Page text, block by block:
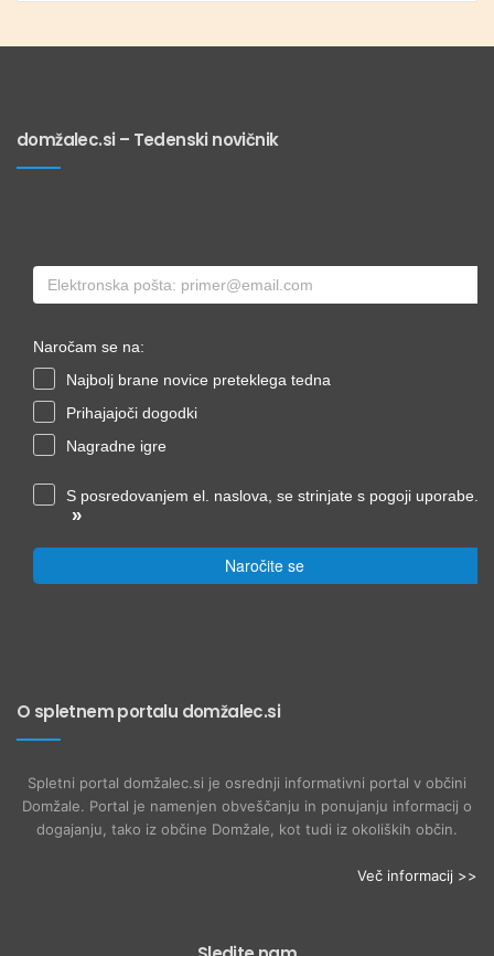
domžalec.si – Tedenski novičnik
Naročam se na:
Najbolj brane novice preteklega tedna
Prihajajoči dogodki
Nagradne igre
S posredovanjem el. naslova, se strinjate s pogoji uporabe.
»
Naročite se
O spletnem portalu domžalec.si
Spletni portal domžalec.si je osrednji informativni portal v občini
Domžale. Portal je namenjen obveščanju in ponujanju informacij o
dogajanju, tako iz občine Domžale, kot tudi iz okoliških občin.
Več informacij >>